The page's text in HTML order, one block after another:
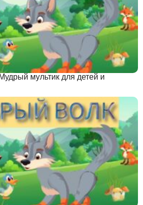
мультик для детей и